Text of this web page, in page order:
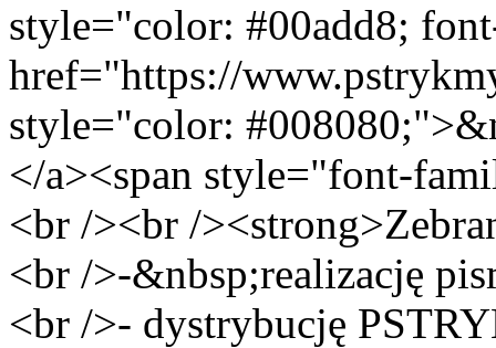
style="color: #00add8;
href="https://
style="color:
</a><span style="font-
<br /><br /
<br />-&nbsp;realizację
<br />- dystrybucję